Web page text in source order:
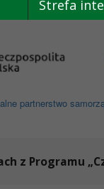
Strefa
partnerstwo
z Programu